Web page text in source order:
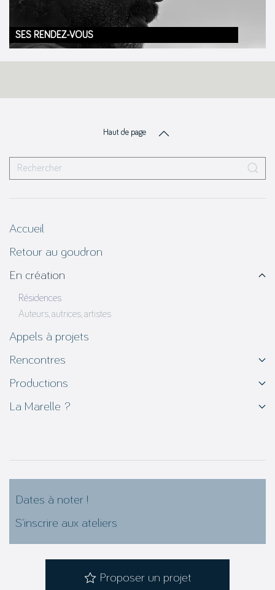
SES RENDEZ-VOUS
Haut de page
Accueil
Retour au goudron
En création
Résidences
Auteurs, autrices, artistes
Appels à projets
Rencontres
Productions
La Marelle ?
Dates à noter !
S’inscrire aux ateliers
Proposer un projet